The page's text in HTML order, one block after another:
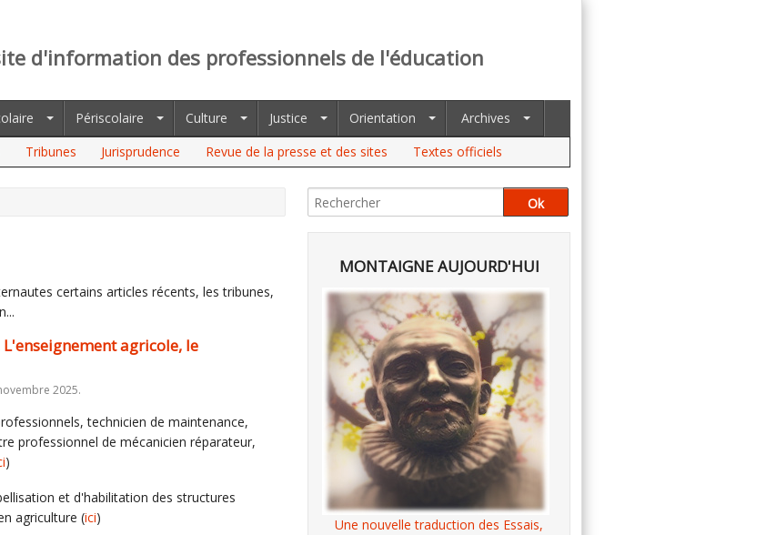
d'information des professionnels de l'éducation
Périscolaire Culture Justice Orientation
Archives
Tribunes Jurisprudence Revue de la presse et des sites Textes officiels
certains articles récents, les tribunes,
agricole, le
2025.
technicien de maintenance,
professionnel de mécanicien réparateur,
)
et d'habilitation des structures
agriculture (ici)
MONTAIGNE AUJOURD'HUI
Une nouvelle traduction des Essais,